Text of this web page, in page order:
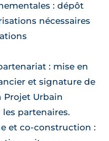
: dépôt
nécessaires
: mise en
et signature de
Urbain
les partenaires.
et co-construction :